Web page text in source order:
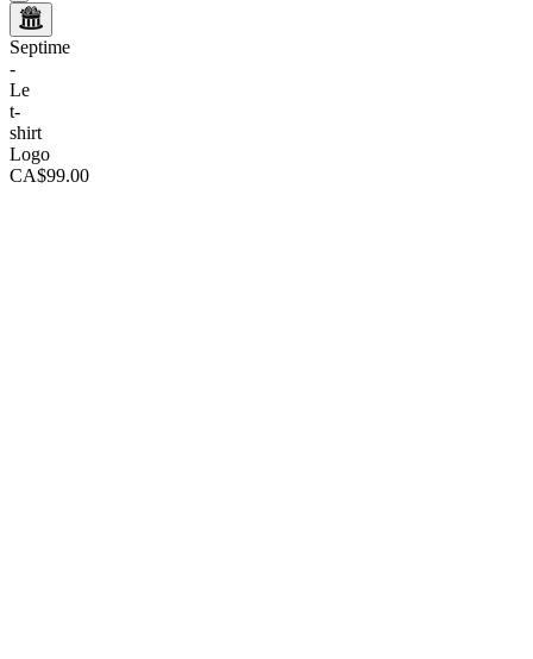
Septime
-
Le
t-
shirt
Logo
CA$99.00